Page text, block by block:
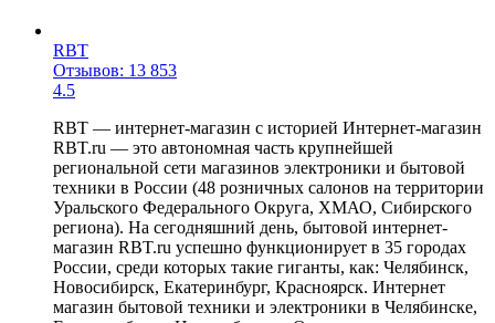
RBT
Отзывов: 13 853
4.5
RBT — интернет-магазин с историей Интернет-магазин
RBT.ru — это автономная часть крупнейшей
региональной сети магазинов электроники и бытовой
техники в России (48 розничных салонов на территории
Уральского Федерального Округа, ХМАО, Сибирского
региона). На сегодняшний день, бытовой интернет-
магазин RBT.ru успешно функционирует в 35 городах
России, среди которых такие гиганты, как: Челябинск,
Новосибирск, Екатеринбург, Красноярск. Интернет
магазин бытовой техники и электроники в Челябинске,